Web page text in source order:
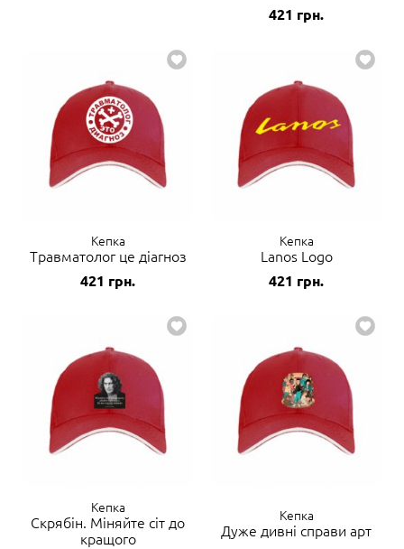
421 грн.
Кепка
Травматолог це діагноз
421 грн.
Кепка
Lanos Logo
421 грн.
Кепка
Скрябін. Міняйте сіт до
кращого
Кепка
Дуже дивні справи арт